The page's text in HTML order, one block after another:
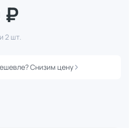
₽
2 шт.
Нашли дешевле? Снизим цену